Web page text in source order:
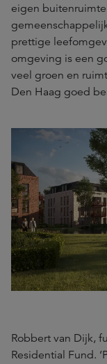
eigen
prettige
omgeving is een
veel groen en
Den Haag goed
Robbert van Dijk,
Residential Fund.